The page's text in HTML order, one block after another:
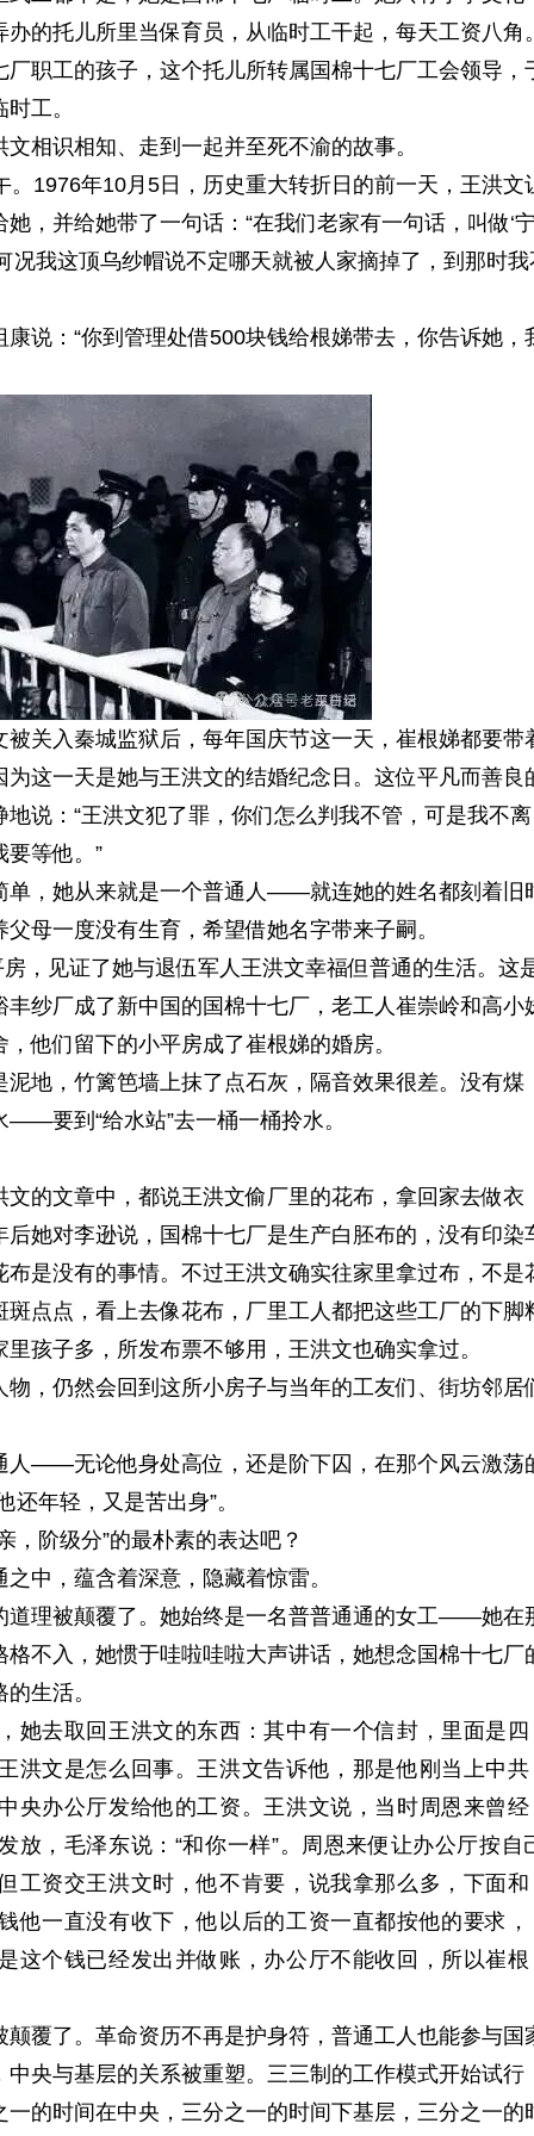
的托儿所里当保育员，从临时工干起，每天工资八角。
职工的孩子，这个托儿所转属国棉十七厂工会领导，
工。
相识相知、走到一起并至死不渝的故事。
。1976年10月5日，历史重大转折日的前一天，王洪文
，并给她带了一句话：“在我们老家有一句话，叫做‘宁
况我这顶乌纱帽说不定哪天就被人家摘掉了，到那时我
说：“你到管理处借500块钱给根娣带去，你告诉她，
被关入秦城监狱后，每年国庆节这一天，崔根娣都要带
这一天是她与王洪文的结婚纪念日。这位平凡而善良
说：“王洪文犯了罪，你们怎么判我不管，可是我不离
等他。 ”
单，她从来就是一个普通人——就连她的姓名都刻着旧
母一度没有生育，希望借她名字带来子嗣。
，见证了她与退伍军人王洪文幸福但普通的生活。这
丰纱厂成了新中国的国棉十七厂，老工人崔崇岭和高小
他们留下的小平房成了崔根娣的婚房。
地，竹篱笆墙上抹了点石灰，隔音效果很差。没有煤
要到“给水站”去一桶一桶拎水。
的文章中，都说王洪文偷厂里的花布，拿回家去做衣
她对李逊说，国棉十七厂是生产白胚布的，没有印染
是没有的事情。不过王洪文确实往家里拿过布，不是
点点，看上去像花布，厂里工人都把这些工厂的下脚
孩子多，所发布票不够用，王洪文也确实拿过。
，仍然会回到这所小房子与当年的工友们、街坊邻居
人——无论他身处高位，还是阶下囚，在那个风云激荡
还年轻，又是苦出身”。
，阶级分”的最朴素的表达吧？
之中，蕴含着深意，隐藏着惊雷。
理被颠覆了。 她始终是一名普普通通的女工——她在
不入，她惯于哇啦哇啦大声讲话，她想念国棉十七厂
生活。
她去取回王洪文的东西：其中有一个信封，里面是四
洪文是怎么回事。王洪文告诉他，那是他刚当上中共
央办公厅发给他的工资。王洪文说，当时周恩来曾经
放，毛泽东说：“和你一样”。周恩来便让办公厅按自
工资交王洪文时，他不肯要，说我拿那么多，下面和
他一直没有收下，他以后的工资一直都按他的要求，
这个钱已经发出并做账，办公厅不能收回，所以崔根
覆了。 革命资历不再是护身符，普通工人也能参与国
央与基层的关系被重塑。 三三制 的工作模式开始试行
的时间在中央，三分之一的时间下基层，三分之一的